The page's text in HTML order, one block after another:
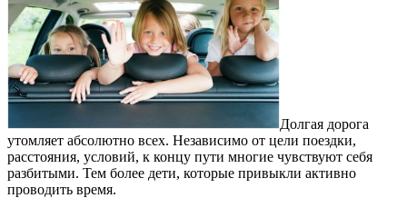
Долгая дорога
утомляет абсолютно всех. Независимо от цели поездки,
расстояния, условий, к концу пути многие чувствуют себя
разбитыми. Тем более дети, которые привыкли активно
проводить время.